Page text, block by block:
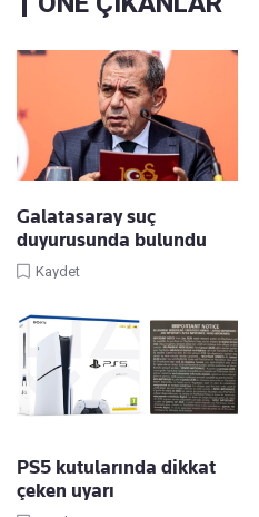
Galatasaray suç
duyurusunda bulundu
Kaydet
PS5 kutularında dikkat
çeken uyarı